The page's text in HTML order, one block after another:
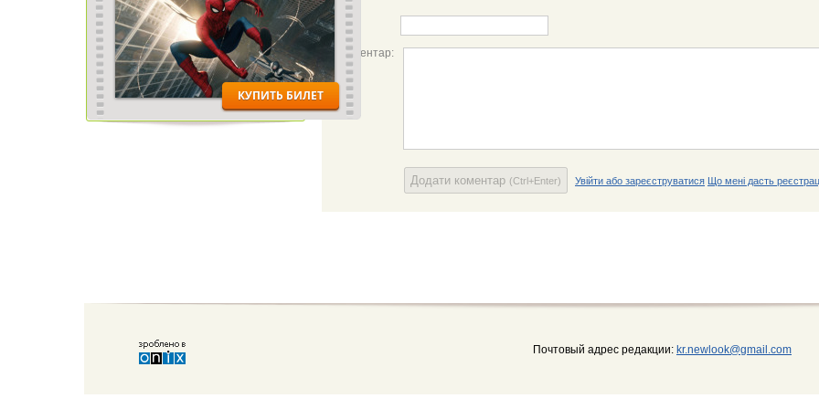
Ім'я:
Коментар:
Додати коментар (Ctrl+Enter) Увійти або зареєструватися Що мені дасть
Почтовый адрес редакции: kr.newlook@gmail.com